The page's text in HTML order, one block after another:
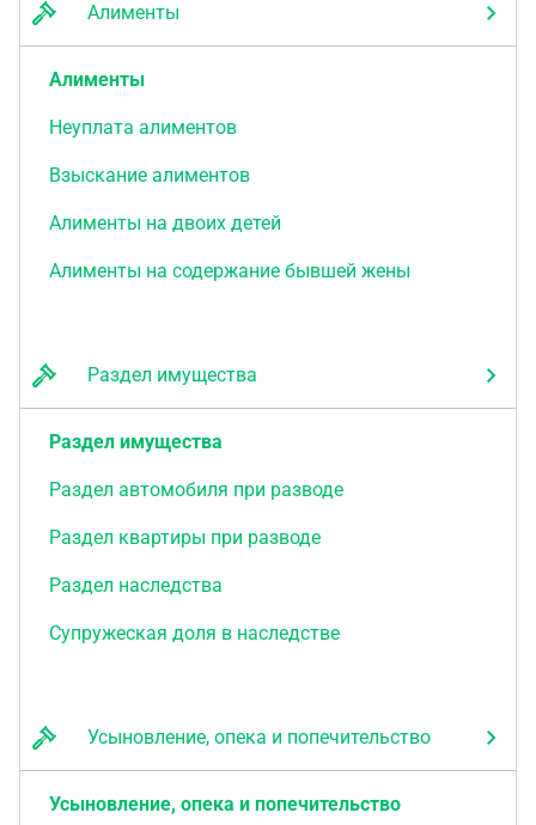
Алименты
Алименты
Неуплата алиментов
Взыскание алиментов
Алименты на двоих детей
Алименты на содержание бывшей жены
Раздел имущества
Раздел имущества
Раздел автомобиля при разводе
Раздел квартиры при разводе
Раздел наследства
Супружеская доля в наследстве
Усыновление, опека и попечительство
Усыновление, опека и попечительство